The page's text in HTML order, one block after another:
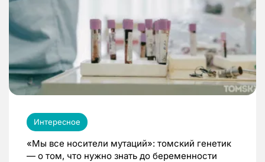
Интересное
«Мы все носители мутаций»: томский генетик
— о том, что нужно знать до беременности